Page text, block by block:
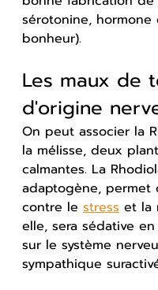
sérotonine, hormone
bonheur).
Les maux de
d'origine
On peut associer la
la mélisse, deux
calmantes. La
adaptogène, permet
contre le stress et la
elle, sera sédative
sur le système
sympathique